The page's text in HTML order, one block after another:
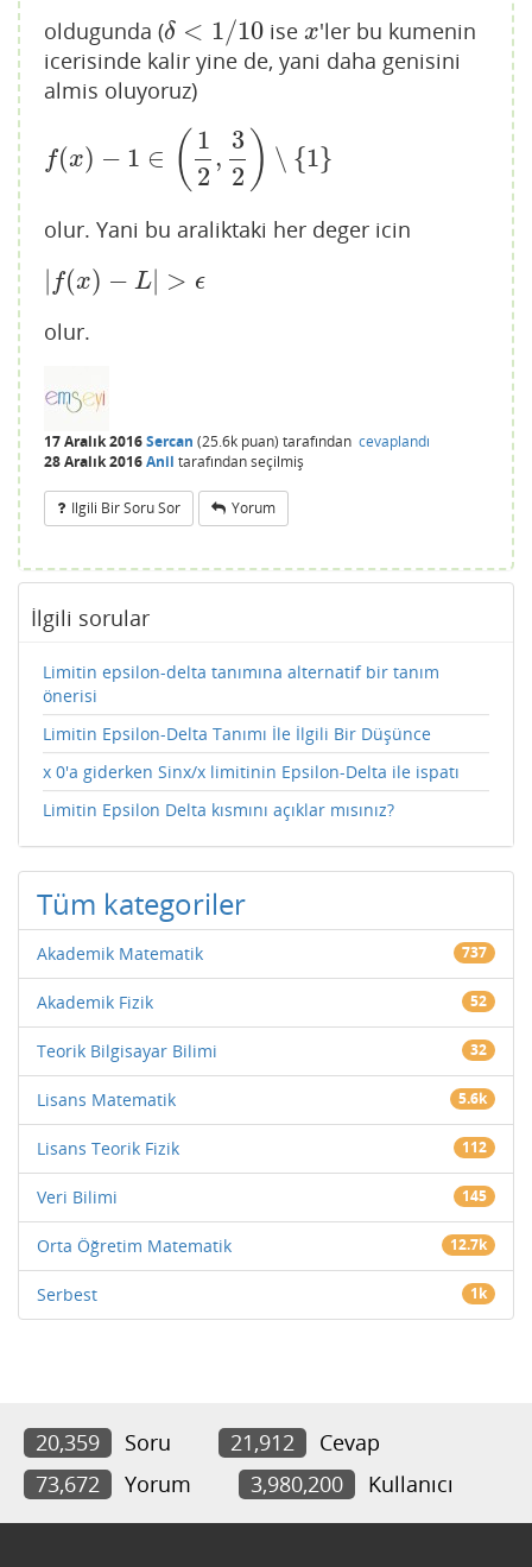
oldugunda (δ < 1/10
δ <1/ 10 ise x
x 'ler bu kumenin
icerisinde kalir yine de, yani daha genisini
almis oluyoruz)
f(x) − 1 ∈ ( 1
2
,
3
2 ) ∖ {1}
f(x )− 1∈ 1 2,32)∖ 1 }
olur. Yani bu araliktaki her deger icin
| f(x) − L| > ϵ
|f( x)− L| ϵ
olur.
17 Aralık 2016Sercan (25.6k puan) tarafından cevaplandı
28 Aralık 2016Anil tarafındanseçilmiş
Ilgili Bir Soru Sor Yorum
İlgili sorular
Limitin epsilon-delta tanımına alternatif bir tanım
önerisi
Limitin Epsilon-Delta Tanımı İle İlgili Bir Düşünce
x 0'a giderken Sinx/x limitinin Epsilon-Delta ile ispatı
Limitin Epsilon Delta kısmını açıklar mısınız?
Tüm kategoriler
Akademik Matematik 737
Akademik Fizik 52
Teorik Bilgisayar Bilimi 32
Lisans Matematik 5.6k
Lisans Teorik Fizik 112
Veri Bilimi 145
Orta Öğretim Matematik 12.7k
Serbest 1k
20,359 Soru 21,912
Cevap
73,672
Yorum 3,980,200 Kullanıcı